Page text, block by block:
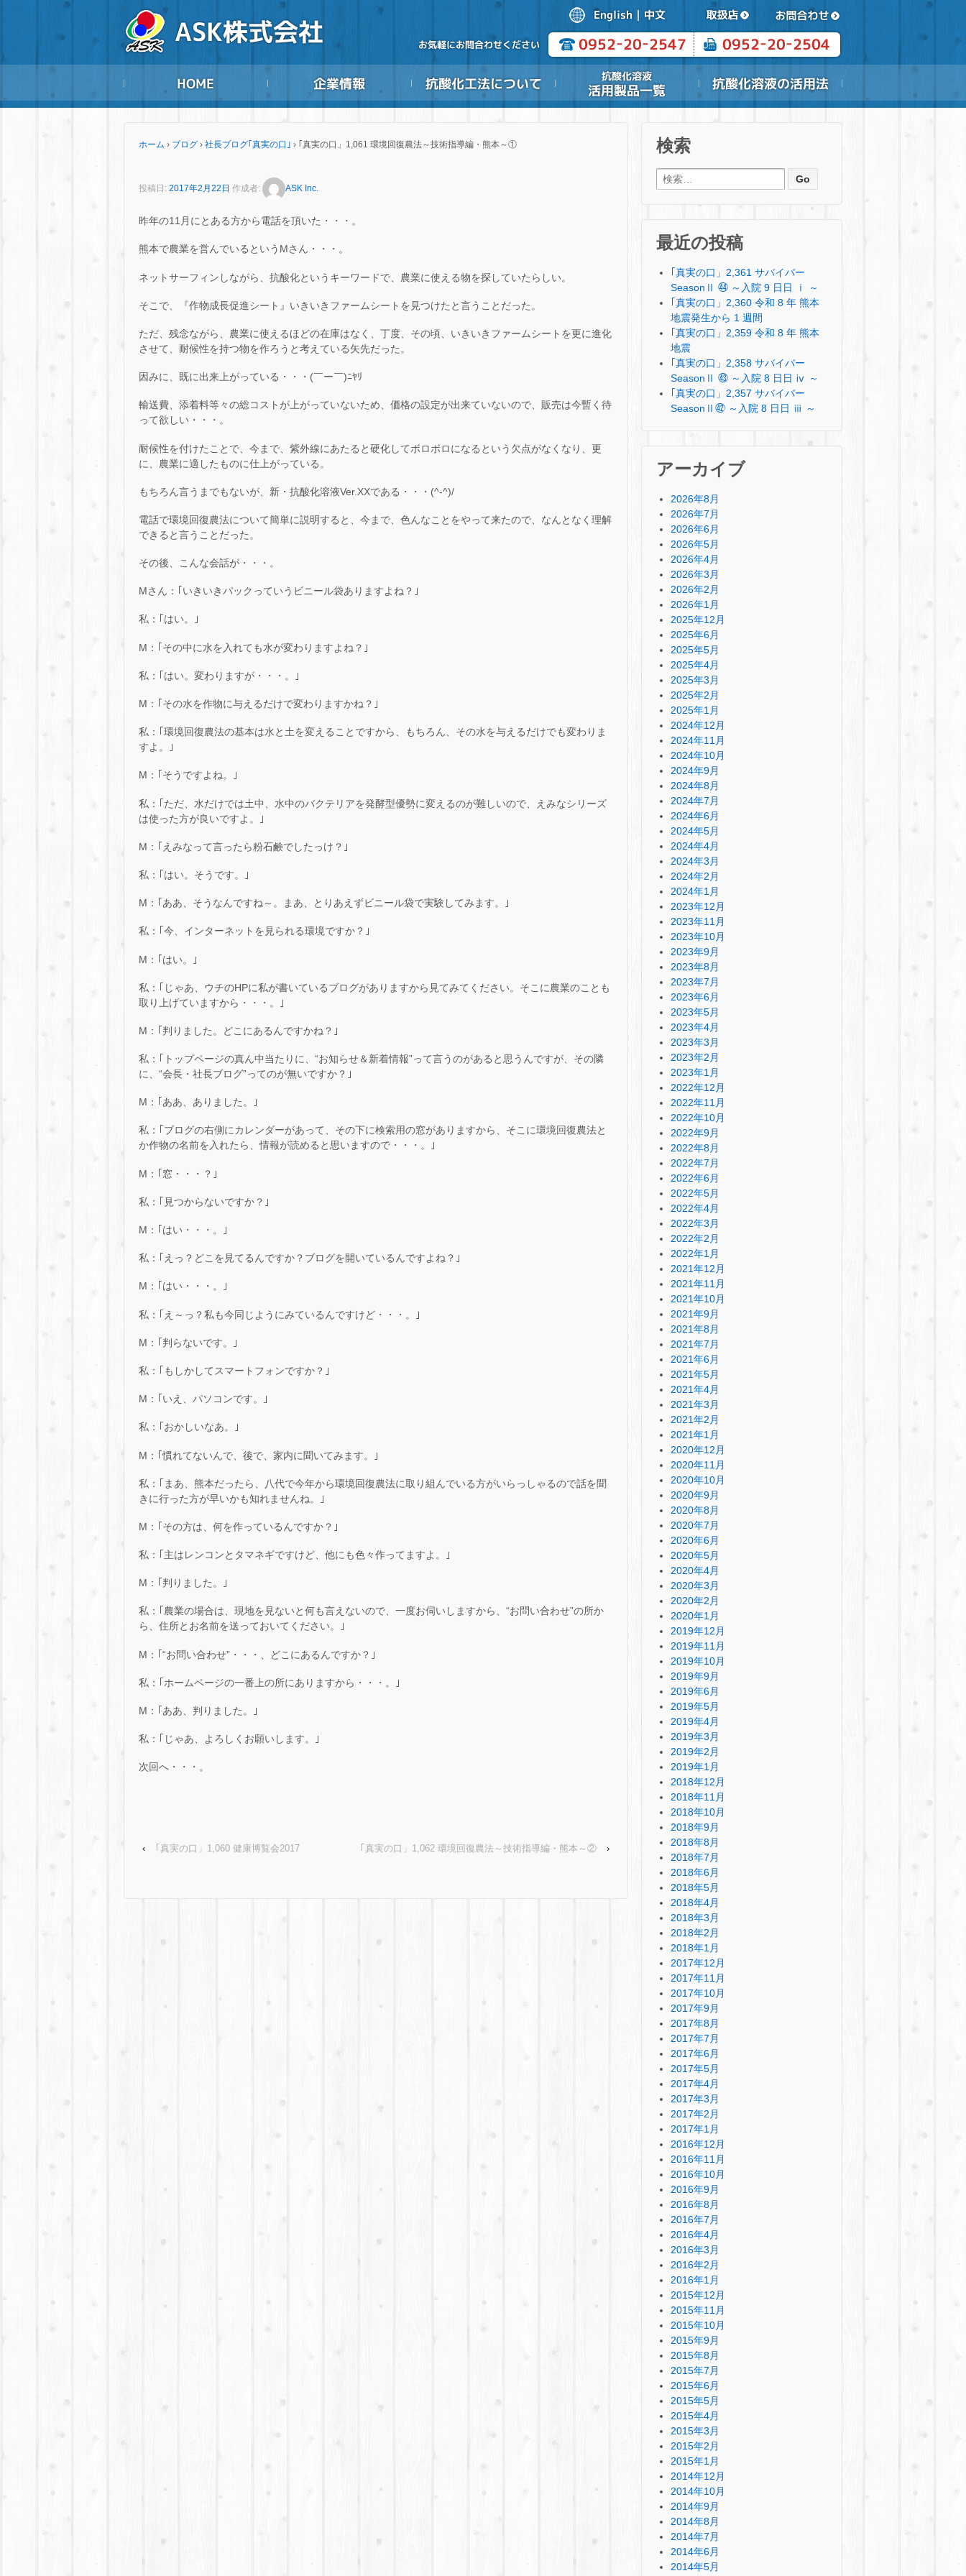
ホーム › ブログ › 社長ブログ｢真実の口｣ › ｢真実の口」1,061 環境回復農法～技術指導編・熊本～①
投稿日: 2017年2月22日 作成者: ASK Inc.
昨年の11月にとある方から電話を頂いた・・・。
熊本で農業を営んでいるというMさん・・・。
ネットサーフィンしながら、抗酸化というキーワードで、農業に使える物を探していたらしい。
そこで、『作物成長促進シート』いきいきファームシートを見つけたと言うことだった。
ただ、残念ながら、農業に使えるほどの在庫はなく、丁度、その頃、いきいきファームシートを更に進化
させて、耐候性を持つ物を作ろうと考えている矢先だった。
因みに、既に出来上がっている・・・(￣ー￣)ﾆﾔﾘ
輸送費、添着料等々の総コストが上がっていないため、価格の設定が出来ていないので、販売は今暫く待
って欲しい・・・。
耐候性を付けたことで、今まで、紫外線にあたると硬化してボロボロになるという欠点がなくなり、更
に、農業に適したものに仕上がっている。
もちろん言うまでもないが、新・抗酸化溶液Ver.XXである・・・(^-^)/
電話で環境回復農法について簡単に説明すると、今まで、色んなことをやって来たので、なんとなく理解
できると言うことだった。
その後、こんな会話が・・・。
Mさん：｢いきいきパックっていうビニール袋ありますよね？｣
私：｢はい。｣
M：｢その中に水を入れても水が変わりますよね？｣
私：｢はい。変わりますが・・・。｣
M：｢その水を作物に与えるだけで変わりますかね？｣
私：｢環境回復農法の基本は水と土を変えることですから、もちろん、その水を与えるだけでも変わりま
すよ。｣
M：｢そうですよね。｣
私：｢ただ、水だけでは土中、水中のバクテリアを発酵型優勢に変えるのが難しいので、えみなシリーズ
は使った方が良いですよ。｣
M：｢えみなって言ったら粉石鹸でしたっけ？｣
私：｢はい。そうです。｣
M：｢ああ、そうなんですね～。まあ、とりあえずビニール袋で実験してみます。｣
私：｢今、インターネットを見られる環境ですか？｣
M：｢はい。｣
私：｢じゃあ、ウチのHPに私が書いているブログがありますから見てみてください。そこに農業のことも
取り上げていますから・・・。｣
M：｢判りました。どこにあるんですかね？｣
私：｢トップページの真ん中当たりに、“お知らせ＆新着情報”って言うのがあると思うんですが、その隣
に、“会長・社長ブログ”ってのが無いですか？｣
M：｢ああ、ありました。｣
私：｢ブログの右側にカレンダーがあって、その下に検索用の窓がありますから、そこに環境回復農法と
か作物の名前を入れたら、情報が読めると思いますので・・・。｣
M：｢窓・・・？｣
私：｢見つからないですか？｣
M：｢はい・・・。｣
私：｢えっ？どこを見てるんですか？ブログを開いているんですよね？｣
M：｢はい・・・。｣
私：｢え～っ？私も今同じようにみているんですけど・・・。｣
M：｢判らないです。｣
私：｢もしかしてスマートフォンですか？｣
M：｢いえ、パソコンです。｣
私：｢おかしいなあ。｣
M：｢慣れてないんで、後で、家内に聞いてみます。｣
私：｢まあ、熊本だったら、八代で今年から環境回復農法に取り組んでいる方がいらっしゃるので話を聞
きに行った方が早いかも知れませんね。｣
M：｢その方は、何を作っているんですか？｣
私：｢主はレンコンとタマネギですけど、他にも色々作ってますよ。｣
M：｢判りました。｣
私：｢農業の場合は、現地を見ないと何も言えないので、一度お伺いしますから、“お問い合わせ”の所か
ら、住所とお名前を送っておいてください。｣
M：｢“お問い合わせ”・・・、どこにあるんですか？｣
私：｢ホームページの一番上の所にありますから・・・。｣
M：｢ああ、判りました。｣
私：｢じゃあ、よろしくお願いします。｣
次回へ・・・。
‹ ｢真実の口」1,060 健康博覧会2017 ｢真実の口」1,062 環境回復農法～技術指導編・熊本～② ›
検索
検索:
最近の投稿
｢真実の口」2,361 サバイバー
SeasonⅡ ㊹ ～入院 9 日日 ⅰ ～
｢真実の口」2,360 令和 8 年 熊本
地震発生から 1 週間
｢真実の口」2,359 令和 8 年 熊本
地震
｢真実の口」2,358 サバイバー
SeasonⅡ ㊸ ～入院 8 日日 ⅳ ～
｢真実の口」2,357 サバイバー
SeasonⅡ㊷ ～入院 8 日日 ⅲ ～
アーカイブ
2026年8月
2026年7月
2026年6月
2026年5月
2026年4月
2026年3月
2026年2月
2026年1月
2025年12月
2025年6月
2025年5月
2025年4月
2025年3月
2025年2月
2025年1月
2024年12月
2024年11月
2024年10月
2024年9月
2024年8月
2024年7月
2024年6月
2024年5月
2024年4月
2024年3月
2024年2月
2024年1月
2023年12月
2023年11月
2023年10月
2023年9月
2023年8月
2023年7月
2023年6月
2023年5月
2023年4月
2023年3月
2023年2月
2023年1月
2022年12月
2022年11月
2022年10月
2022年9月
2022年8月
2022年7月
2022年6月
2022年5月
2022年4月
2022年3月
2022年2月
2022年1月
2021年12月
2021年11月
2021年10月
2021年9月
2021年8月
2021年7月
2021年6月
2021年5月
2021年4月
2021年3月
2021年2月
2021年1月
2020年12月
2020年11月
2020年10月
2020年9月
2020年8月
2020年7月
2020年6月
2020年5月
2020年4月
2020年3月
2020年2月
2020年1月
2019年12月
2019年11月
2019年10月
2019年9月
2019年6月
2019年5月
2019年4月
2019年3月
2019年2月
2019年1月
2018年12月
2018年11月
2018年10月
2018年9月
2018年8月
2018年7月
2018年6月
2018年5月
2018年4月
2018年3月
2018年2月
2018年1月
2017年12月
2017年11月
2017年10月
2017年9月
2017年8月
2017年7月
2017年6月
2017年5月
2017年4月
2017年3月
2017年2月
2017年1月
2016年12月
2016年11月
2016年10月
2016年9月
2016年8月
2016年7月
2016年4月
2016年3月
2016年2月
2016年1月
2015年12月
2015年11月
2015年10月
2015年9月
2015年8月
2015年7月
2015年6月
2015年5月
2015年4月
2015年3月
2015年2月
2015年1月
2014年12月
2014年10月
2014年9月
2014年8月
2014年7月
2014年6月
2014年5月